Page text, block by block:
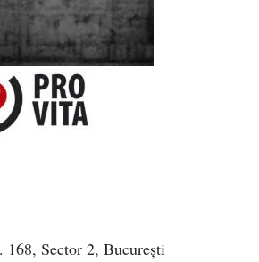
168, Sector 2, București